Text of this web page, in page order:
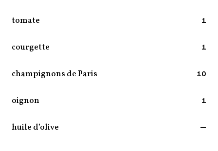
tomate 1
courgette 1
champignons de Paris 10
oignon 1
huile d’olive —